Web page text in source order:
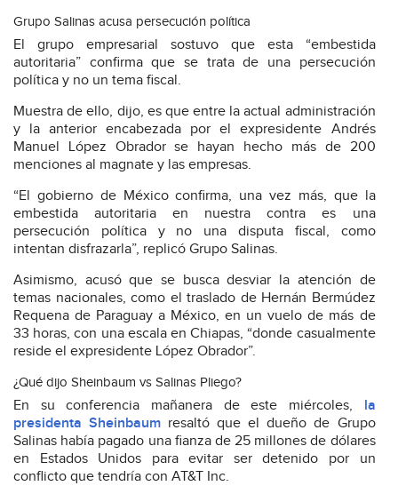
Grupo Salinas acusa persecución política
El grupo empresarial sostuvo que esta “embestida
autoritaria” confirma que se trata de una persecución
política y no un tema fiscal.
Muestra de ello, dijo, es que entre la actual administración
y la anterior encabezada por el expresidente Andrés
Manuel López Obrador se hayan hecho más de 200
menciones al magnate y las empresas.
“El gobierno de México confirma, una vez más, que la
embestida autoritaria en nuestra contra es una
persecución política y no una disputa fiscal, como
intentan disfrazarla”, replicó Grupo Salinas.
Asimismo, acusó que se busca desviar la atención de
temas nacionales, como el traslado de Hernán Bermúdez
Requena de Paraguay a México, en un vuelo de más de
33 horas, con una escala en Chiapas, “donde casualmente
reside el expresidente López Obrador”.
¿Qué dijo Sheinbaum vs Salinas Pliego?
En su conferencia mañanera de este miércoles, la
presidenta Sheinbaum resaltó que el dueño de Grupo
Salinas había pagado una fianza de 25 millones de dólares
en Estados Unidos para evitar ser detenido por un
conflicto que tendría con AT&T Inc.